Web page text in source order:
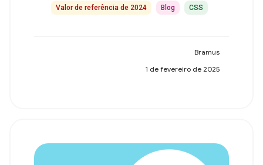
Valor de referência de 2024 Blog CSS
Bramus
1 de fevereiro de 2025